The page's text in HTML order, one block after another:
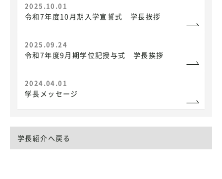
2025.10.01
令和7年度10月期入学宣誓式 学長挨拶
2025.09.24
令和7年度9月期学位記授与式 学長挨拶
2024.04.01
学長メッセージ
学長紹介へ戻る